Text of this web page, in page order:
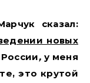
сказал:
новых
,у меня
это крутой